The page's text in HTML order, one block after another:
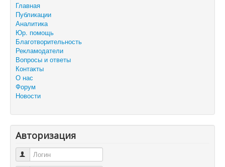
Главная
Публикации
Аналитика
Юр. помощь
Благотворительность
Рекламодатели
Вопросы и ответы
Контакты
О нас
Форум
Новости
Авторизация
Логин